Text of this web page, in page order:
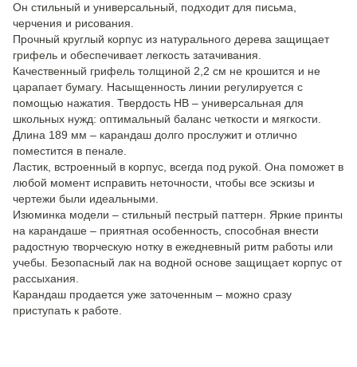
Он стильный и универсальный, подходит для письма,
черчения и рисования.
Прочный круглый корпус из натурального дерева защищает
грифель и обеспечивает легкость затачивания.
Качественный грифель толщиной 2,2 см не крошится и не
царапает бумагу. Насыщенность линии регулируется с
помощью нажатия. Твердость HB – универсальная для
школьных нужд: оптимальный баланс четкости и мягкости.
Длина 189 мм – карандаш долго прослужит и отлично
поместится в пенале.
Ластик, встроенный в корпус, всегда под рукой. Она поможет в
любой момент исправить неточности, чтобы все эскизы и
чертежи были идеальными.
Изюминка модели – стильный пестрый паттерн. Яркие принты
на карандаше – приятная особенность, способная внести
радостную творческую нотку в ежедневный ритм работы или
учебы. Безопасный лак на водной основе защищает корпус от
рассыхания.
Карандаш продается уже заточенным – можно сразу
приступать к работе.